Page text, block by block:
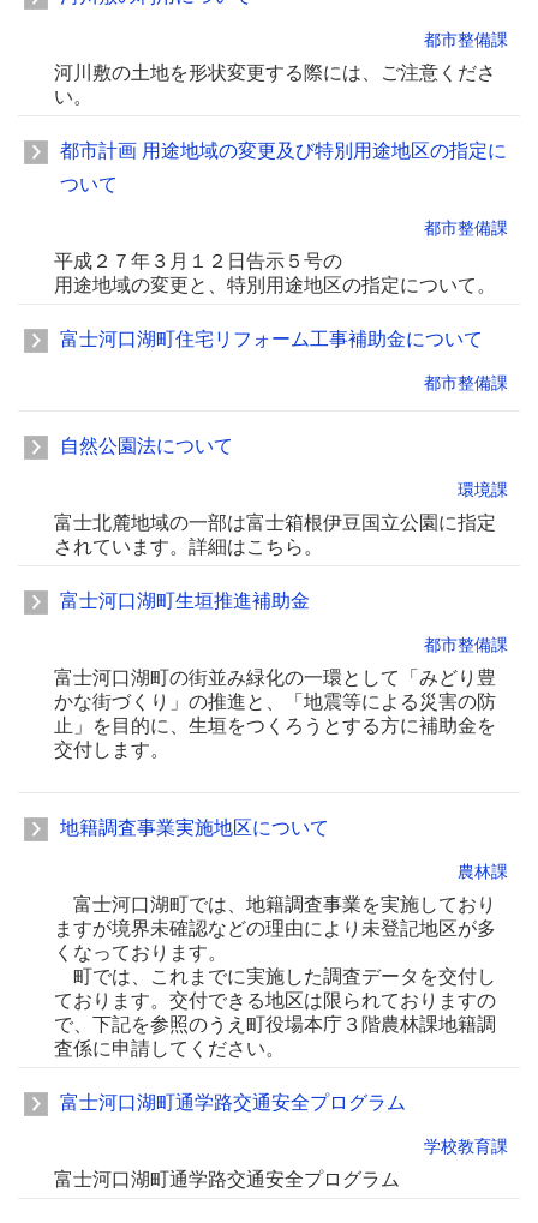
都市整備課
河川敷の土地を形状変更する際には、ご注意くださ
い。
都市計画 用途地域の変更及び特別用途地区の指定に
ついて
都市整備課
平成２７年３月１２日告示５号の
用途地域の変更と、特別用途地区の指定について。
富士河口湖町住宅リフォーム工事補助金について
都市整備課
自然公園法について
環境課
富士北麓地域の一部は富士箱根伊豆国立公園に指定
されています。詳細はこちら。
富士河口湖町生垣推進補助金
都市整備課
富士河口湖町の街並み緑化の一環として「みどり豊
かな街づくり」の推進と、「地震等による災害の防
止」を目的に、生垣をつくろうとする方に補助金を
交付します。
地籍調査事業実施地区について
農林課
富士河口湖町では、地籍調査事業を実施しており
ますが境界未確認などの理由により未登記地区が多
くなっております。
町では、これまでに実施した調査データを交付し
ております。交付できる地区は限られておりますの
で、下記を参照のうえ町役場本庁３階農林課地籍調
査係に申請してください。
富士河口湖町通学路交通安全プログラム
学校教育課
富士河口湖町通学路交通安全プログラム